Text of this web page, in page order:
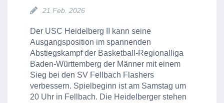
21 Feb. 2026
Der USC Heidelberg II kann seine
Ausgangsposition im spannenden
Abstiegskampf der Basketball-Regionalliga
Baden-Württemberg der Männer mit einem
Sieg bei den SV Fellbach Flashers
verbessern. Spielbeginn ist am Samstag um
20 Uhr in Fellbach. Die Heidelberger stehen